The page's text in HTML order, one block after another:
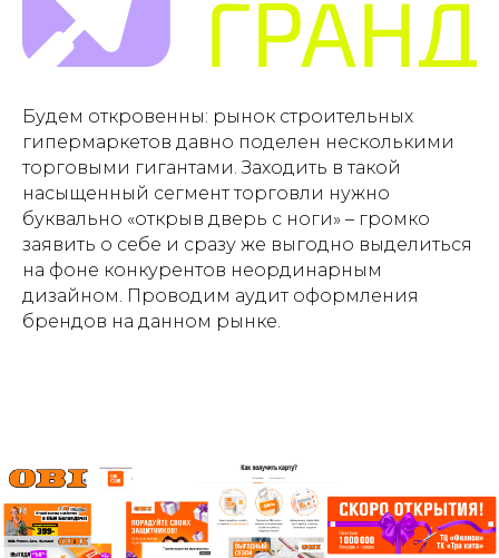
Будем откровенны: рынок строительных
гипермаркетов давно поделен несколькими
торговыми гигантами. Заходить в такой
насыщенный сегмент торговли нужно
буквально «открыв дверь с ноги» – громко
заявить о себе и сразу же выгодно выделиться
на фоне конкурентов неординарным
дизайном. Проводим аудит оформления
брендов на данном рынке.